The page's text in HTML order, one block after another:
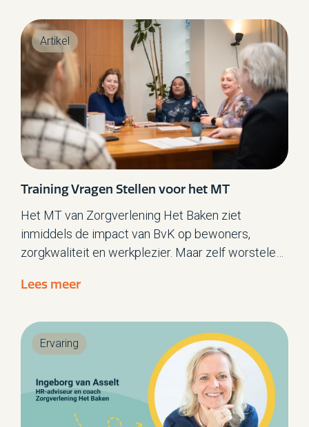
openheid en de wens om te blijven leren.
Training Vragen Stellen voor het MT
Het MT van Zorgverlening Het Baken ziet
inmiddels de impact van BvK op bewoners,
zorgkwaliteit en werkplezier. Maar zelf worstelen
elkaar. Daarom ontwikkelden onze
Lees meer
Artikel
Ervaring